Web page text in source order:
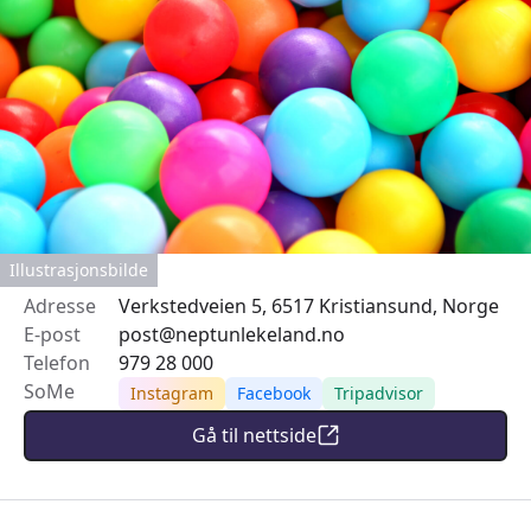
Illustrasjonsbilde
Adresse
Verkstedveien 5, 6517 Kristiansund, Norge
E-post
post@neptunlekeland.no
Telefon
979 28 000
SoMe
Instagram Facebook Tripadvisor
Gå til nettside